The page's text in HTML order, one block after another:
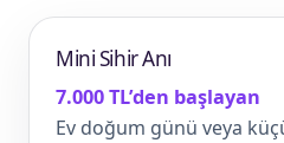
Mini Sihir Anı
7.000 TL’den başlayan
Ev doğum günü veya